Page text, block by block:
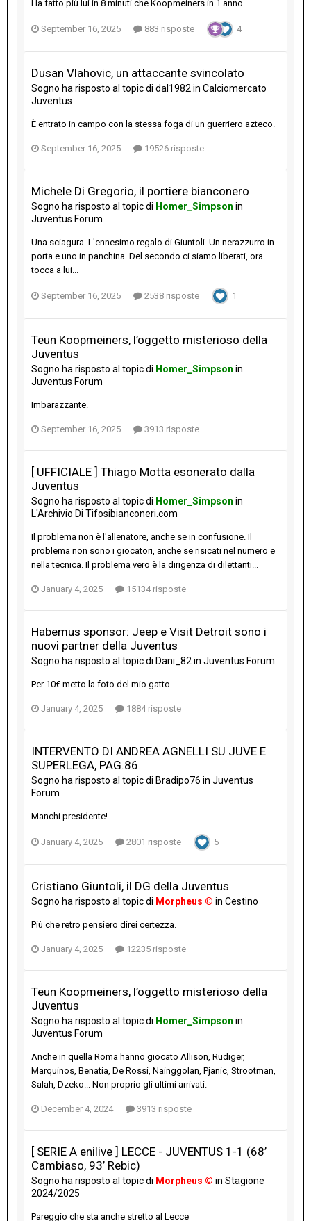
Ha fatto più lui in 8 minuti che Koopmeiners in 1 anno.
September 16, 2025 883 risposte 4
Dusan Vlahovic, un attaccante svincolato
Sogno ha risposto al topic di dal1982 in Calciomercato
Juventus
È entrato in campo con la stessa foga di un guerriero azteco.
September 16, 2025 19526 risposte
Michele Di Gregorio, il portiere bianconero
Sogno ha risposto al topic di Homer_Simpson in
Juventus Forum
Una sciagura. L'ennesimo regalo di Giuntoli. Un nerazzurro in
porta e uno in panchina. Del secondo ci siamo liberati, ora
tocca a lui...
September 16, 2025 2538 risposte 1
Teun Koopmeiners, l’oggetto misterioso della
Juventus
Sogno ha risposto al topic di Homer_Simpson in
Juventus Forum
Imbarazzante.
September 16, 2025 3913 risposte
[ UFFICIALE ] Thiago Motta esonerato dalla
Juventus
Sogno ha risposto al topic di Homer_Simpson in
L'Archivio Di Tifosibianconeri.com
Il problema non è l'allenatore, anche se in confusione. Il
problema non sono i giocatori, anche se risicati nel numero e
nella tecnica. Il problema vero è la dirigenza di dilettanti...
January 4, 2025 15134 risposte
Habemus sponsor: Jeep e Visit Detroit sono i
nuovi partner della Juventus
Sogno ha risposto al topic di Dani_82 in Juventus Forum
Per 10€ metto la foto del mio gatto
January 4, 2025 1884 risposte
INTERVENTO DI ANDREA AGNELLI SU JUVE E
SUPERLEGA, PAG.86
Sogno ha risposto al topic di Bradipo76 in Juventus
Forum
Manchi presidente!
January 4, 2025 2801 risposte 5
Cristiano Giuntoli, il DG della Juventus
Sogno ha risposto al topic di Morpheus © in Cestino
Più che retro pensiero direi certezza.
January 4, 2025 12235 risposte
Teun Koopmeiners, l’oggetto misterioso della
Juventus
Sogno ha risposto al topic di Homer_Simpson in
Juventus Forum
Anche in quella Roma hanno giocato Allison, Rudiger,
Marquinos, Benatia, De Rossi, Nainggolan, Pjanic, Strootman,
Salah, Dzeko... Non proprio gli ultimi arrivati.
December 4, 2024 3913 risposte
[ SERIE A enilive ] LECCE - JUVENTUS 1-1 (68’
Cambiaso, 93’ Rebic)
Sogno ha risposto al topic di Morpheus © in Stagione
2024/2025
Pareggio che sta anche stretto al Lecce